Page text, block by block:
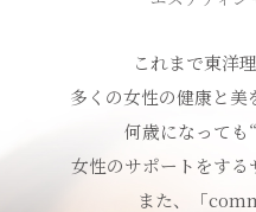
これまで東洋
多くの女性の健康と美
何歳になっても
女性のサポートをする
また、「